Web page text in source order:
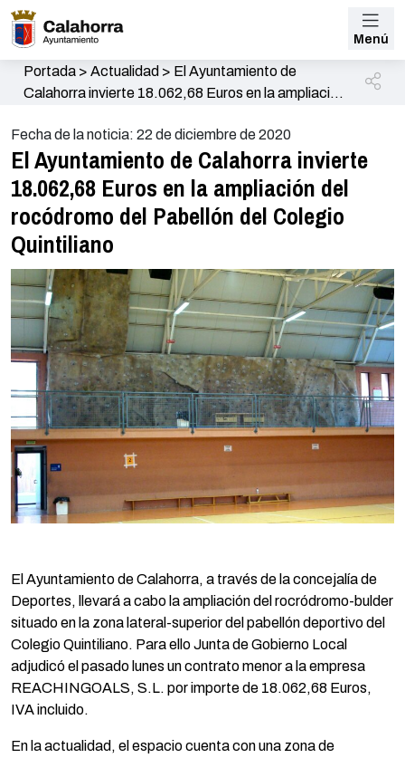
Menú
Portada> Actualidad > El Ayuntamiento de
Calahorra invierte 18.062,68 Euros en la ampliación
Fecha de la noticia: 22 de diciembre de 2020
El Ayuntamiento de Calahorra invierte
18.062,68 Euros en la ampliación del
rocódromo del Pabellón del Colegio
Quintiliano
El Ayuntamiento de Calahorra, a través de la concejalía de
Deportes, llevará a cabo la ampliación del rocródromo-bulder
situado en la zona lateral-superior del pabellón deportivo del
Colegio Quintiliano. Para ello Junta de Gobierno Local
adjudicó el pasado lunes un contrato menor a la empresa
REACHINGOALS, S.L. por importe de 18.062,68 Euros,
IVA incluido.
En la actualidad, el espacio cuenta con una zona de